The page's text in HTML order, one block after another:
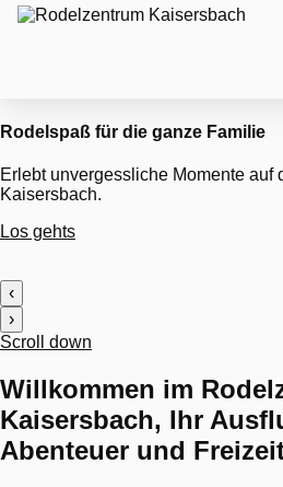
Rodelspaß für die ganze Familie
Erlebt unvergessliche Momente auf
Kaisersbach.
Los gehts
‹
›
Scroll down
Willkommen im
Kaisersbach, Ihr
Abenteuer und